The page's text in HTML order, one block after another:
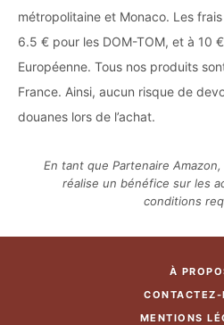
métropolitaine et Monaco. Les frais
6.5 € pour les DOM-TOM, et à 10
Européenne. Tous nos produits
France. Ainsi, aucun risque de
douanes lors de l’achat.
En tant que Partenaire
réalise un bénéfice sur les
conditions
À
CONTACTEZ-
MENTIONS